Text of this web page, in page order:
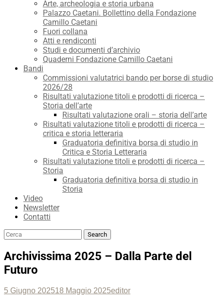
Arte, archeologia e storia urbana
Palazzo Caetani. Bollettino della Fondazione
Camillo Caetani
Fuori collana
Atti e rendiconti
Studi e documenti d’archivio
Quaderni Fondazione Camillo Caetani
Bandi
Commissioni valutatrici bando per borse di studio
2026/28
Risultati valutazione titoli e prodotti di ricerca –
Storia dell’arte
Risultati valutazione orali – storia dell’arte
Risultati valutazione titoli e prodotti di ricerca –
critica e storia letteraria
Graduatoria definitiva borsa di studio in
Critica e Storia Letteraria
Risultati valutazione titoli e prodotti di ricerca –
Storia
Graduatoria definitiva borsa di studio in
Storia
Video
Newsletter
Contatti
Search
Search
Archivissima 2025 – Dalla Parte del
Futuro
Posted
5 Giugno 202518 Maggio 2025Author
editor